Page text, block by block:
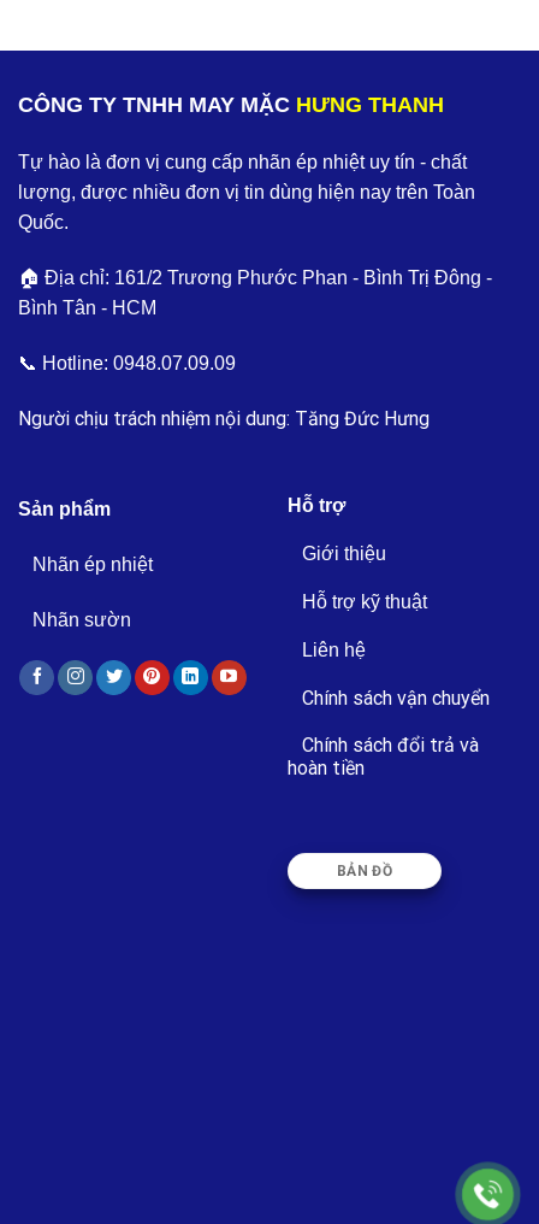
CÔNG TY TNHH MAY MẶC HƯNG THANH
Tự hào là đơn vị cung cấp nhãn ép nhiệt uy tín - chất
lượng, được nhiều đơn vị tin dùng hiện nay trên Toàn
Quốc.
🏠 Địa chỉ: 161/2 Trương Phước Phan - Bình Trị Đông -
Bình Tân - HCM
📞 Hotline: 0948.07.09.09
Người chịu trách nhiệm nội dung: Tăng Đức Hưng
Sản phẩm
Nhãn ép nhiệt
Nhãn sườn
Hỗ trợ
Giới thiệu
Hỗ trợ kỹ thuật
Liên hệ
Chính sách vận chuyển
Chính sách đổi trả và
hoàn tiền
BẢN ĐỒ